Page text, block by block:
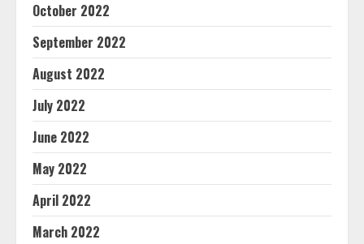
October 2022
September 2022
August 2022
July 2022
June 2022
May 2022
April 2022
March 2022